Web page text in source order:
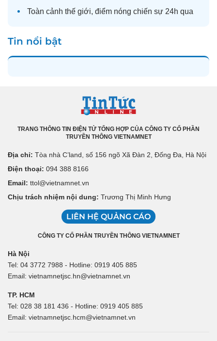
Toàn cảnh thế giới, điểm nóng chiến sự 24h qua
Tin nổi bật
TRANG THÔNG TIN ĐIỆN TỬ TỔNG HỢP CỦA CÔNG TY CỔ PHẦN
TRUYỀN THÔNG VIETNAMNET
Địa chỉ: Tòa nhà C’land, số 156 ngõ Xã Đàn 2, Đống Đa, Hà Nội
Điện thoại: 094 388 8166
Email: ttol@vietnamnet.vn
Chịu trách nhiệm nội dung: Trương Thị Minh Hưng
LIÊN HỆ QUẢNG CÁO
CÔNG TY CỔ PHẦN TRUYỀN THÔNG VIETNAMNET
Hà Nội
Tel: 04 3772 7988 - Hotline: 0919 405 885
Email: vietnamnetjsc.hn@vietnamnet.vn
TP. HCM
Tel: 028 38 181 436 - Hotline: 0919 405 885
Email: vietnamnetjsc.hcm@vietnamnet.vn